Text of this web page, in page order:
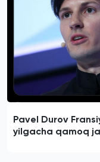
Pavel Durov
yilgacha qamoq